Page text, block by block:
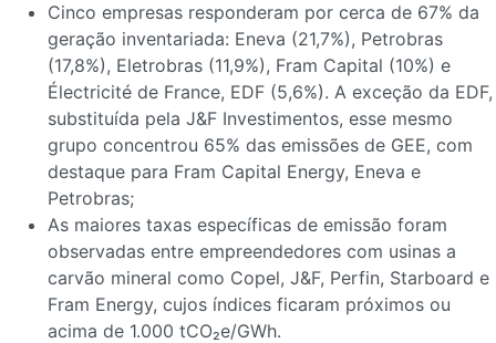
Cinco empresas responderam por cerca de 67% da
geração inventariada: Eneva (21,7%), Petrobras
(17,8%), Eletrobras (11,9%), Fram Capital (10%) e
Électricité de France, EDF (5,6%). A exceção da EDF,
substituída pela J&F Investimentos, esse mesmo
grupo concentrou 65% das emissões de GEE, com
destaque para Fram Capital Energy, Eneva e
Petrobras;
As maiores taxas específicas de emissão foram
observadas entre empreendedores com usinas a
carvão mineral como Copel, J&F, Perfin, Starboard e
Fram Energy, cujos índices ficaram próximos ou
acima de 1.000 tCO₂e/GWh.